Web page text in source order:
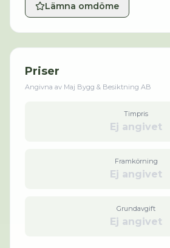
Lämna omdöme
Priser
Angivna av Maj Bygg & Besiktning AB
Timpris
Ej angivet
Framkörning
Ej angivet
Grundavgift
Ej angivet